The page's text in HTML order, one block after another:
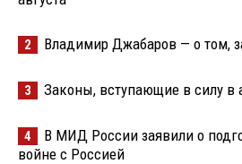
2 Владимир Джабаров — о том,
3 Законы, вступающие в силу в
4
В МИД России заявили о
войне с Россией